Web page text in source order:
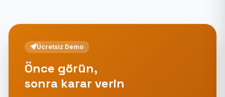
Ücretsiz Demo
Önce görün,
sonra karar verin